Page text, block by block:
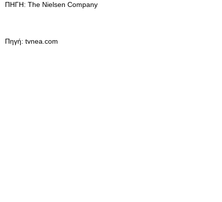
ΠΗΓΗ: The Nielsen Company
Πηγή: tvnea.com